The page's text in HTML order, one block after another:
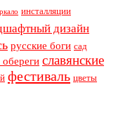
инсталляции
дизайн
русские боги сад
обереги славянские
фестиваль цветы